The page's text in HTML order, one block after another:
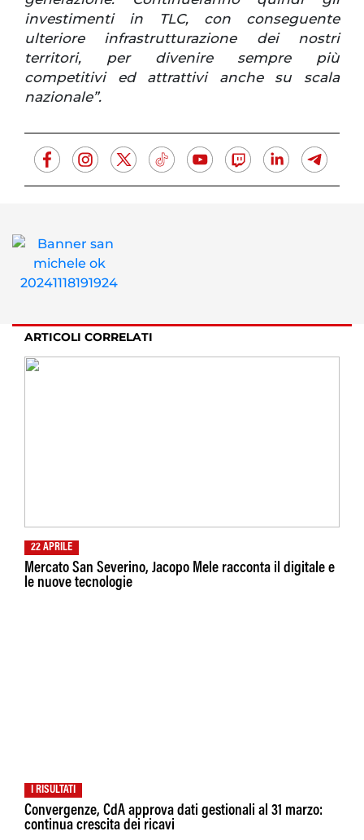
investimenti in TLC, con conseguente
ulteriore infrastrutturazione dei nostri
territori, per divenire sempre più
competitivi ed attrattivi anche su scala
nazionale”.
ARTICOLI CORRELATI
22 APRILE
Mercato San Severino, Jacopo Mele racconta il digitale e
le nuove tecnologie
I RISULTATI
Convergenze, CdA approva dati gestionali al 31 marzo:
continua crescita dei ricavi